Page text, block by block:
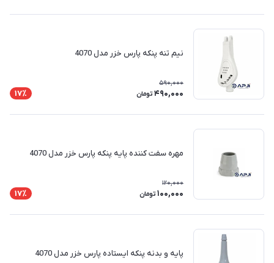
نیم تنه پنکه پارس خزر مدل 4070
590,000
490,000 تومان 17٪
مهره سفت کننده پایه پنکه پارس خزر مدل 4070
120,000
100,000 تومان 17٪
پایه و بدنه پنکه ایستاده پارس خزر مدل 4070